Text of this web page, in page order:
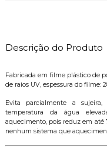
Descrição do Produto
Fabricada em filme plástico de
de raios UV, espessura do filme:
Evita parcialmente a
temperatura da água
aquecimento, pois reduz em até
nenhum sistema que